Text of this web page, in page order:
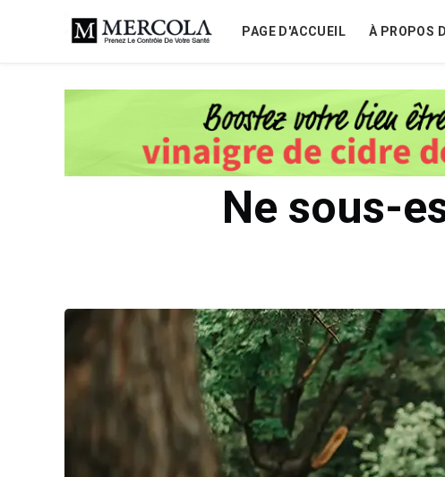
PAGE D'ACCUEIL À PROPOS
Ne sous-